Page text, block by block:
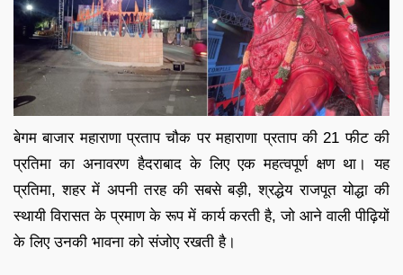
बेगम बाजार महाराणा प्रताप चौक पर महाराणा प्रताप की 21 फीट की
प्रतिमा का अनावरण हैदराबाद के लिए एक महत्वपूर्ण क्षण था। यह
प्रतिमा, शहर में अपनी तरह की सबसे बड़ी, श्रद्धेय राजपूत योद्धा की
स्थायी विरासत के प्रमाण के रूप में कार्य करती है, जो आने वाली पीढ़ियों
के लिए उनकी भावना को संजोए रखती है।